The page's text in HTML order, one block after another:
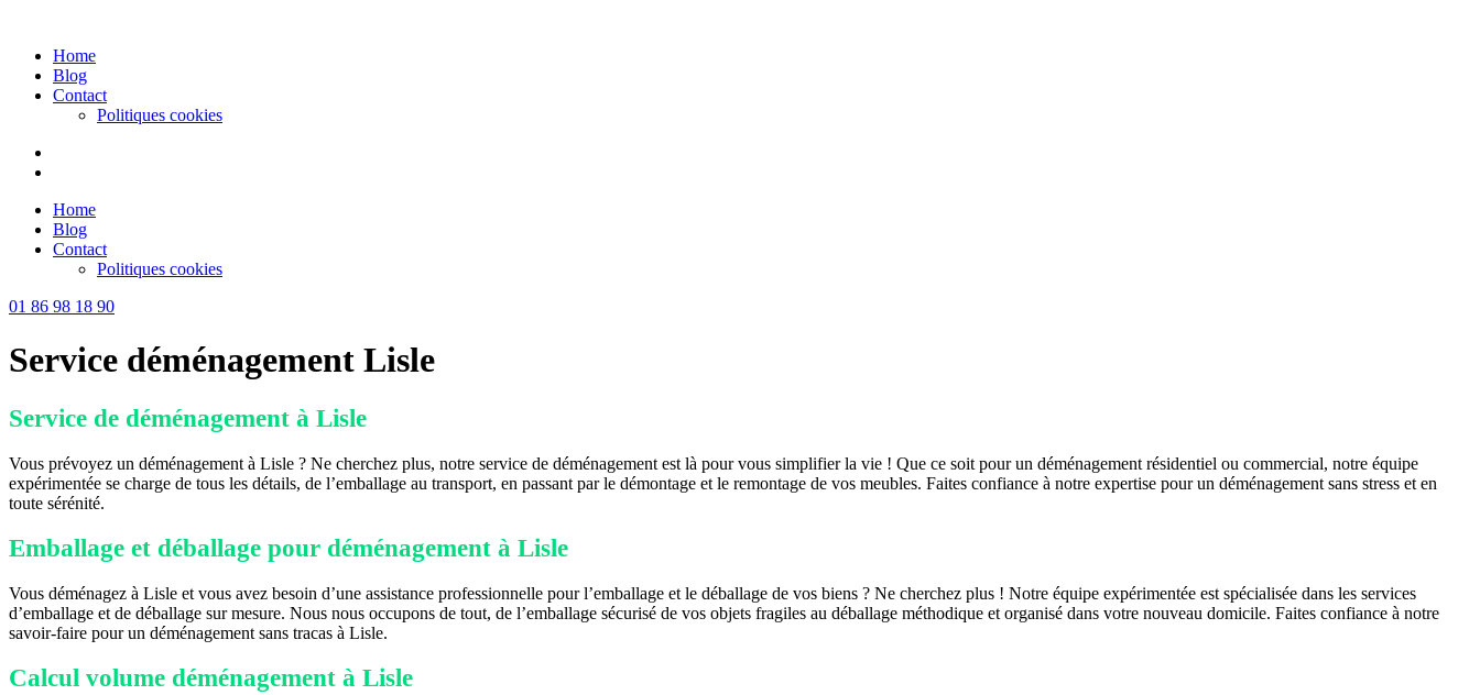
contentHome
Blog
Contact
Politiques cookies
Home
Blog
Contact
Politiques cookies
01 86 98 18 90
Service déménagement Lisle
Service de déménagement à Lisle
Vous prévoyez un déménagement à Lisle ? Ne cherchez plus, notre service de déménagement est là pour vous simplifier la vie ! Que ce soit pour un déménagement résidentiel ou commercial, notre équipe
expérimentée se charge de tous les détails, de l’emballage au transport, en passant par le démontage et le remontage de vos meubles. Faites confiance à notre expertise pour un déménagement sans stress et en
toute sérénité.
Emballage et déballage pour déménagement à Lisle
Vous déménagez à Lisle et vous avez besoin d’une assistance professionnelle pour l’emballage et le déballage de vos biens ? Ne cherchez plus ! Notre équipe expérimentée est spécialisée dans les services
d’emballage et de déballage sur mesure. Nous nous occupons de tout, de l’emballage sécurisé de vos objets fragiles au déballage méthodique et organisé dans votre nouveau domicile. Faites confiance à notre
savoir-faire pour un déménagement sans tracas à Lisle.
Calcul volume déménagement à Lisle